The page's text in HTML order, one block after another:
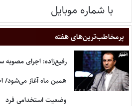
با شماره موبایل
پر‌مخاطب‌ترین‌های هفته
رفیع‌زاده: اجرای مصوبه
همین ماه آغاز می‌شود/
وضعیت استخدامی فرد